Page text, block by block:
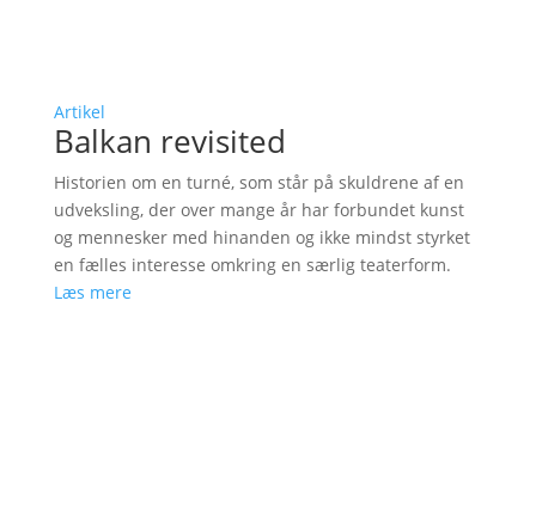
Artikel
Balkan revisited
Historien om en turné, som står på skuldrene af en
udveksling, der over mange år har forbundet kunst
og mennesker med hinanden og ikke mindst styrket
en fælles interesse omkring en særlig teaterform.
Læs mere